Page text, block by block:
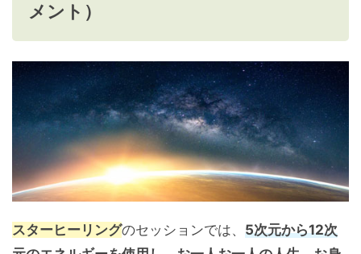
メント）
スターヒーリングのセッションでは、 5次元から12次